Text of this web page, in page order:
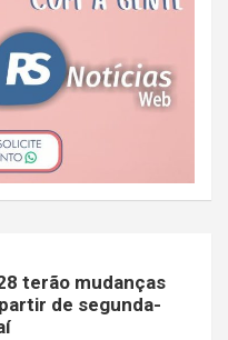
terão mudanças
de segunda-